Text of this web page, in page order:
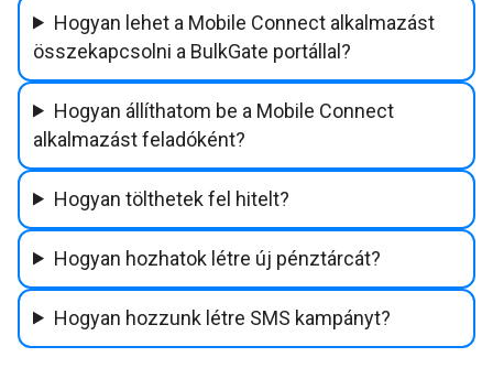
Hogyan lehet a Mobile Connect alkalmazást
összekapcsolni a BulkGate portállal?
Hogyan állíthatom be a Mobile Connect
alkalmazást feladóként?
Hogyan tölthetek fel hitelt?
Hogyan hozhatok létre új pénztárcát?
Hogyan hozzunk létre SMS kampányt?